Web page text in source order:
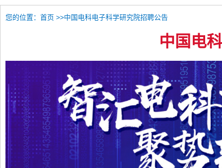
您的位置： 首页 >>中国电科电子科学研究院招聘公告
中国电